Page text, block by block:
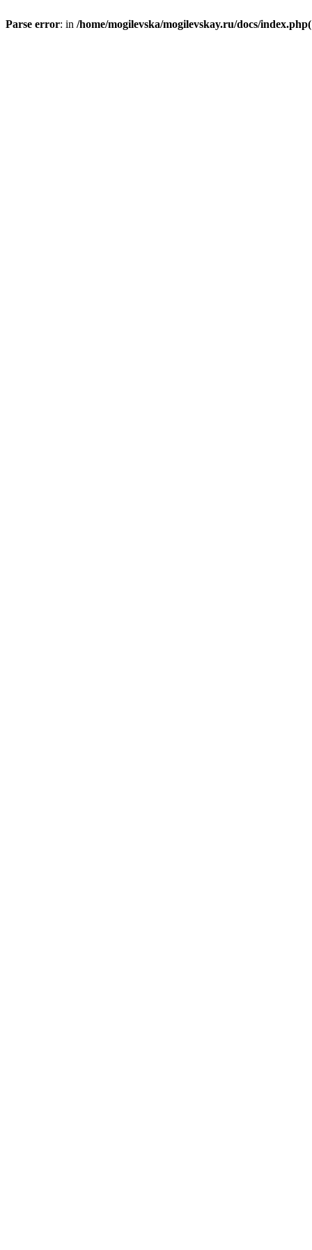
Parse error: in /home/mogilevska/mogilevskay.ru/docs/